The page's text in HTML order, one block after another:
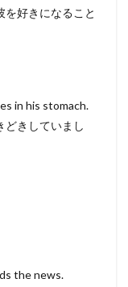
好きになること
in his stomach.
どきしていまし
the news.